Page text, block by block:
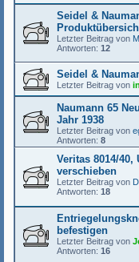
Seidel &
Letzter Beitrag von
Antworten: 12
Seidel &
Letzter Beitrag von
Naumann 65
Jahr 1938
Letzter Beitrag von
Antworten: 8
Veritas 8014/
verschieben
Letzter Beitrag von
Antworten: 18
befestigen
Letzter Beitrag von
Antworten: 16